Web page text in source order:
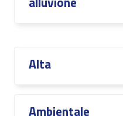
Alta
Ambientale